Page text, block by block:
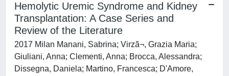
Hemolytic Uremic Syndrome and Kidney
Transplantation: A Case Series and
Review of the Literature
2017 Milan Manani, Sabrina; Virzã¬, Grazia Maria;
Giuliani, Anna; Clementi, Anna; Brocca, Alessandra;
Dissegna, Daniela; Martino, Francesca; D'Amore,